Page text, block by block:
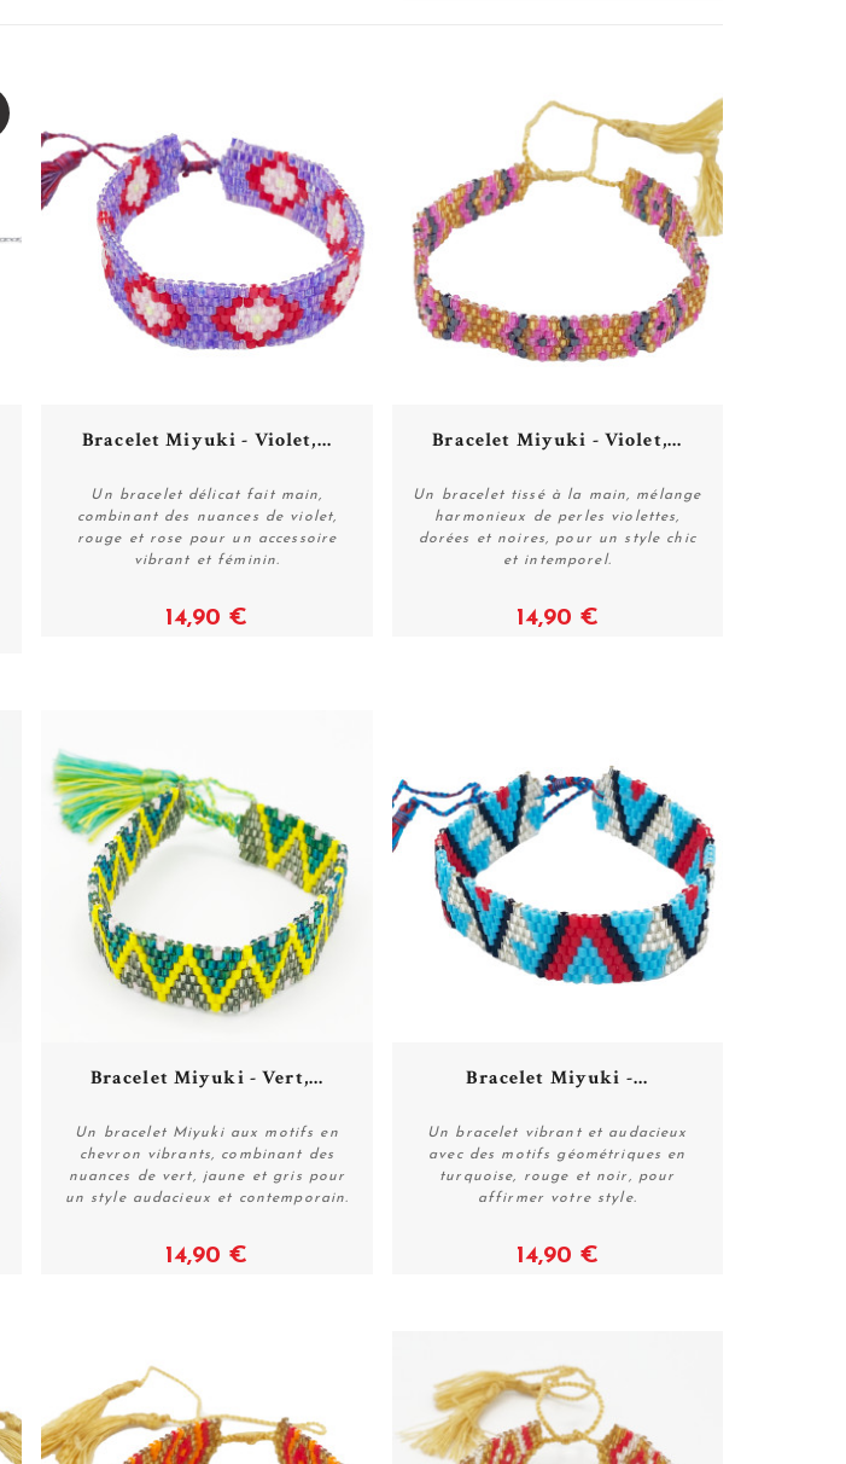
Acheter
Bracelet Miyuki - Violet,...
Un bracelet délicat fait main,
combinant des nuances de violet,
rouge et rose pour un accessoire
vibrant et féminin.
14,90 €
Acheter
Bracelet Miyuki - Violet,...
Un bracelet tissé à la main, mélange
harmonieux de perles violettes,
dorées et noires, pour un style chic
et intemporel.
14,90 €
Acheter
Bracelet Miyuki - Vert,...
Un bracelet Miyuki aux motifs en
chevron vibrants, combinant des
nuances de vert, jaune et gris pour
un style audacieux et contemporain.
14,90 €
Acheter
Bracelet Miyuki -...
Un bracelet vibrant et audacieux
avec des motifs géométriques en
turquoise, rouge et noir, pour
affirmer votre style.
14,90 €